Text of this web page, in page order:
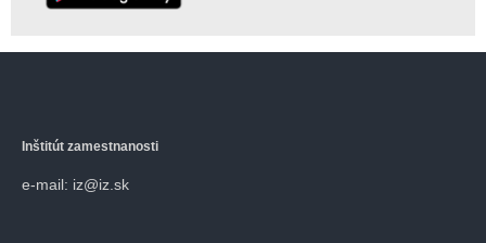
Inštitút zamestnanosti
e-mail: iz@iz.sk